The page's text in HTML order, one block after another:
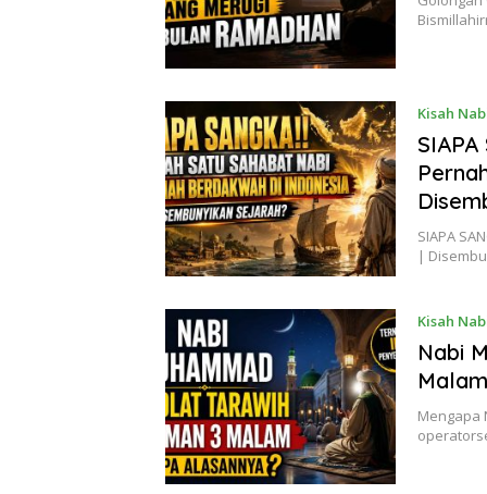
Kisah
SIAPA
|
Kisah
Nabi
Mengapa